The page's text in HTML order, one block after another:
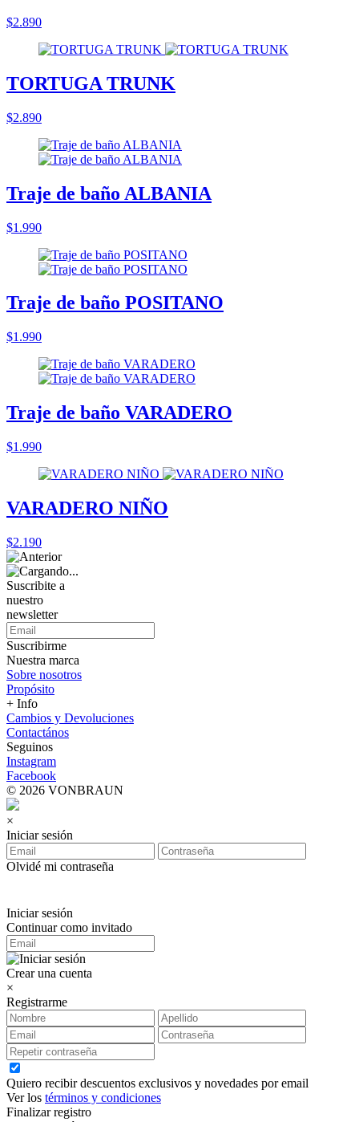
$2.890
TORTUGA TRUNK
$2.890
Traje de baño ALBANIA
$1.990
Traje de baño POSITANO
$1.990
Traje de baño VARADERO
$1.990
VARADERO NIÑO
$2.190
Suscribite a
nuestro
newsletter
Suscribirme
Nuestra marca
Sobre nosotros
Propósito
+ Info
Cambios y Devoluciones
Contactános
Seguinos
Instagram
Facebook
© 2026 VONBRAUN
×
Iniciar sesión
Olvidé mi contraseña
Iniciar sesión
Continuar como invitado
Crear una cuenta
×
Registrarme
Quiero recibir descuentos exclusivos y novedades por email
Ver los términos y condiciones
Finalizar registro